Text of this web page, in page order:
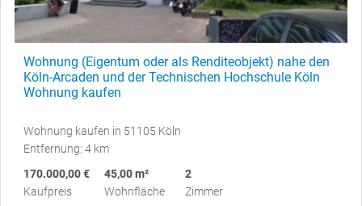
Wohnung (Eigentum oder als Renditeobjekt) nahe den
Köln-Arcaden und der Technischen Hochschule Köln
Wohnung kaufen
Wohnung kaufen in 51105 Köln
Entfernung: 4 km
170.000,00 €
Kaufpreis
45,00 m²
Wohnfläche
2
Zimmer